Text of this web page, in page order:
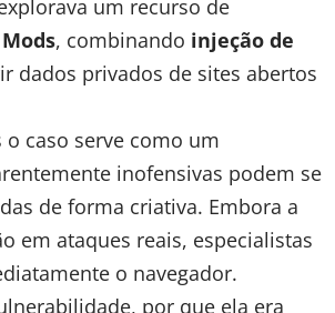
um recurso de
Mods, combinando injeção de
dados privados de sites abertos
o caso serve como um
inofensivas podem se
de forma criativa. Embora a
em ataques reais, especialistas
o navegador.
por que ela era